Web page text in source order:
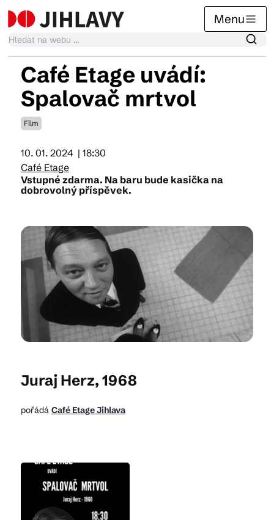
Menu
Kalendář akcí
Tradiční akce
Články
Suvenýry
Praktické info
Kam vyrazit
Café Etage uvádí:
Spalovač mrtvol
Film
10. 01. 2024 | 18:30
Café Etage
Vstupné zdarma. Na baru bude kasička na
dobrovolný příspěvek.
Juraj Herz, 1968
pořádá Café Etage Jihlava